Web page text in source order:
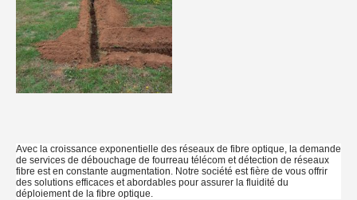
Avec la croissance exponentielle des réseaux de fibre optique, la demande
de services de débouchage de fourreau télécom et détection de réseaux
fibre est en constante augmentation. Notre société est fière de vous offrir
des solutions efficaces et abordables pour assurer la fluidité du
déploiement de la fibre optique.